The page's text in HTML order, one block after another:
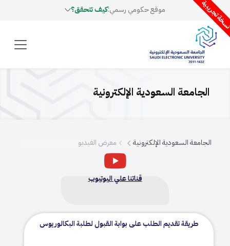
تجريبية موقع حكومي رسمي:كيف تتحقق؟
الجامعة السعودية الإلكترونية
الجامعة السعودية الإلكترونية معرض الفيديو
قناتنا علي اليوتيوب
طريقة تقديم الطلب على بوابة القبول لطلبة البكالوريوس